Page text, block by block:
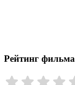
Рейтинг фильма